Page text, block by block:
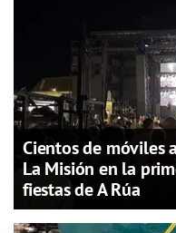
Cientos de móviles
La Misión en la
fiestas de A Rúa